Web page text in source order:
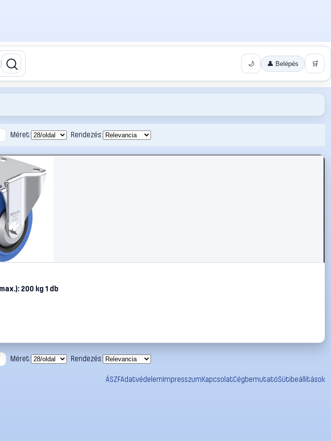
🌙 👤 Belépés 🛒
Méret: Rendezés:
200 kg 1 db
Méret: Rendezés:
ÁSZFAdatvédelemImpresszumKapcsolatCégbemutatóSütibeállítások